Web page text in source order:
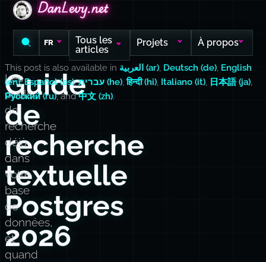
DanLevy.net
DanLevy.net
DanLevy.net
FR
Tous les
articles
Projets À propos
Guide
de
recherche
textuelle
Postgres
2026
Les
outils
de
recherche
déjà
dans
votre
base
de
données,
et
quand
This post is also available in العربية (ar), Deutsch (de), English
(en),Español (es), עברית (he),हिन्दी (hi), Italiano (it), 日本語 (ja),
Русский (ru), and中文 (zh).